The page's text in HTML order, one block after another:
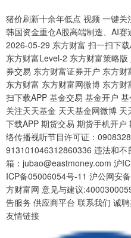
猪价刷新十余年低点 视频 一键关
韩国资金重仓A股高端制造、AI
2026-05-29 东方财富 扫一扫下
东方财富Level-2 东方财富策略
券交易 东方财富证券开户 东方
东方财富 东方财富网微博 东方
扫下载APP 基金交易 基金开户
关注天天基金 天天基金网微博
下载APP 期货交易 期货手机开
络传播视听节目许可证：
913101046312860336 违法和
箱：jubao@eastmoney.com 沪
ICP备05006054号-11 沪公网安
方财富网 意见与建议
告服务 供应商平台 联系我们 诚
友情链接